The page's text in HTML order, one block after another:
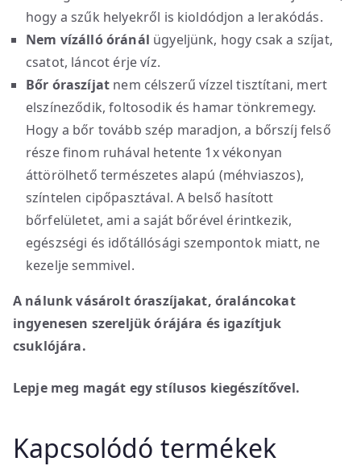
hogy a szűk helyekről is kioldódjon a lerakódás.
Nem vízálló óránál ügyeljünk, hogy csak a szíjat,
csatot, láncot érje víz.
Bőr óraszíjat nem célszerű vízzel tisztítani, mert
elszíneződik, foltosodik és hamar tönkremegy.
Hogy a bőr tovább szép maradjon, a bőrszíj felső
része finom ruhával hetente 1x vékonyan
áttörölhető természetes alapú (méhviaszos),
színtelen cipőpasztával. A belső hasított
bőrfelületet, ami a saját bőrével érintkezik,
egészségi és időtállósági szempontok miatt, ne
kezelje semmivel.
A nálunk vásárolt óraszíjakat, óraláncokat
ingyenesen szereljük órájára és igazítjuk
csuklójára.
Lepje meg magát egy stílusos kiegészítővel.
Kapcsolódó termékek